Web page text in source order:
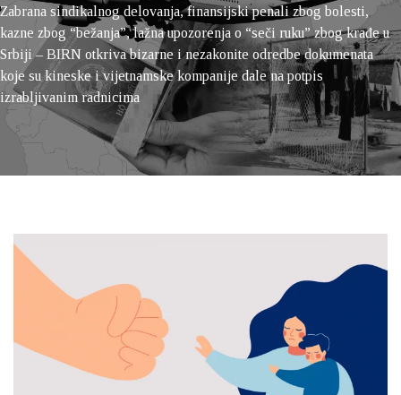
Zabrana sindikalnog delovanja, finansijski penali zbog bolesti,
kazne zbog “bežanja”, lažna upozorenja o “seči ruku” zbog krađe u
Srbiji – BIRN otkriva bizarne i nezakonite odredbe dokumenata
koje su kineske i vijetnamske kompanije dale na potpis
izrabljivanim radnicima